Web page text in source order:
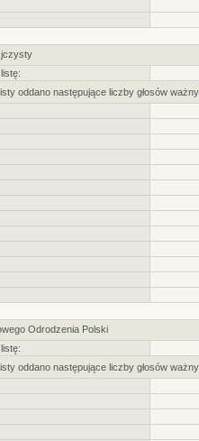
oddano następujące liczby głosów
Odrodzenia Polski
oddano następujące liczby głosów